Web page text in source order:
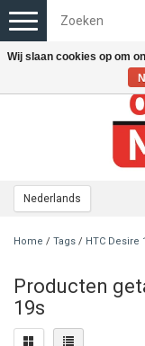
Nederlands
Toggle
navigation
Home / Tags / HTC Desire
Producten
19s
Wij slaan cookies op om